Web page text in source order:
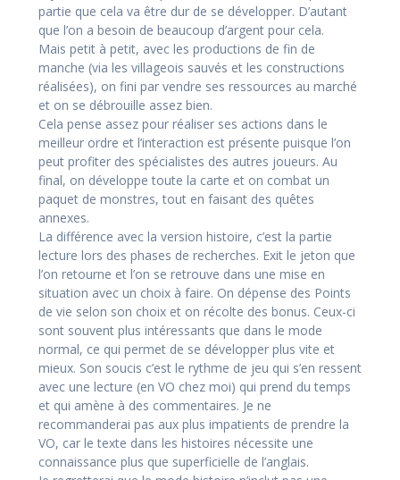
partie que cela va être dur de se développer. D’autant
que l’on a besoin de beaucoup d’argent pour cela.
Mais petit à petit, avec les productions de fin de
manche (via les villageois sauvés et les constructions
réalisées), on fini par vendre ses ressources au marché
et on se débrouille assez bien.
Cela pense assez pour réaliser ses actions dans le
meilleur ordre et l’interaction est présente puisque l’on
peut profiter des spécialistes des autres joueurs. Au
final, on développe toute la carte et on combat un
paquet de monstres, tout en faisant des quêtes
annexes.
La différence avec la version histoire, c’est la partie
lecture lors des phases de recherches. Exit le jeton que
l’on retourne et l’on se retrouve dans une mise en
situation avec un choix à faire. On dépense des Points
de vie selon son choix et on récolte des bonus. Ceux-ci
sont souvent plus intéressants que dans le mode
normal, ce qui permet de se développer plus vite et
mieux. Son soucis c’est le rythme de jeu qui s’en ressent
avec une lecture (en VO chez moi) qui prend du temps
et qui amène à des commentaires. Je ne
recommanderai pas aux plus impatients de prendre la
VO, car le texte dans les histoires nécessite une
connaissance plus que superficielle de l’anglais.